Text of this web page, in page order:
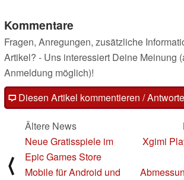
Kommentare
Fragen, Anregungen, zusätzliche
Artikel? - Uns interessiert Deine Meinung
Anmeldung möglich)!
Diesen Artikel kommentieren /
⟨
Ältere News
Neue Gratisspiele im
Epic Games Store
Mobile für Android und
Xgimi